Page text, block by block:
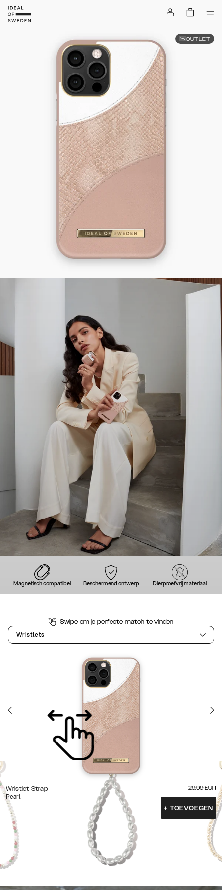
Magnetisch compatibel Beschermend ontwerp Dierproefvrij materiaal
Swipe om je perfecte match te vinden
Wristlets
Wristlet Strap
Pearl
29.99 EUR
+ TOEVOEGEN
OUTLET